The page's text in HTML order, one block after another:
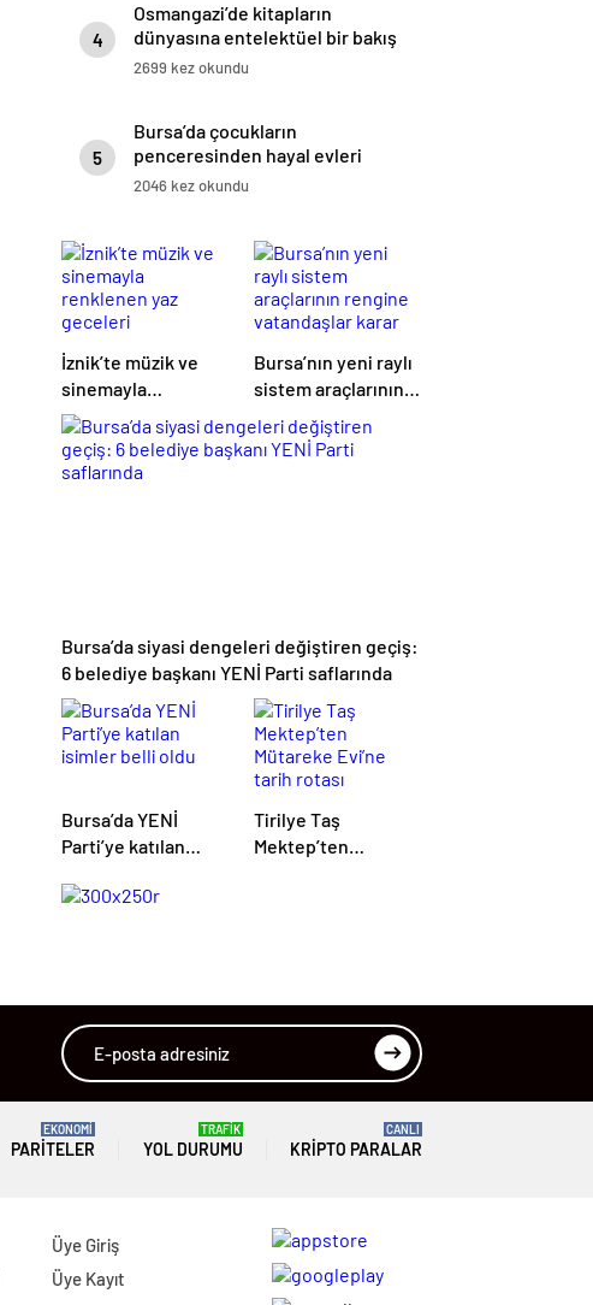
4
Osmangazi’de kitapların
dünyasına entelektüel bir bakış
2699 kez okundu
5
Bursa’da çocukların
penceresinden hayal evleri
2046 kez okundu
İznik’te müzik ve
sinemayla
renklenen yaz
geceleri
Bursa’nın yeni raylı
sistem araçlarının
rengine vatandaşlar
karar veriyor
Bursa’da siyasi dengeleri değiştiren geçiş:
6 belediye başkanı YENİ Parti saflarında
Bursa’da YENİ
Parti’ye katılan
Tirilye Taş
Mektep’ten
PARITELER
EKONOMİ
YOL DURUMU
TRAFİK
KRIPTO PARALAR
CANLI
Üye Giriş
Üye Kayıt